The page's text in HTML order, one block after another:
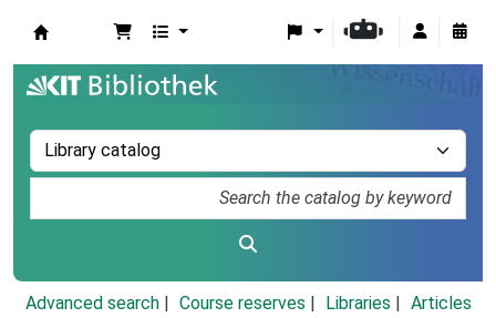
Advanced search Course reserves Libraries
Articles